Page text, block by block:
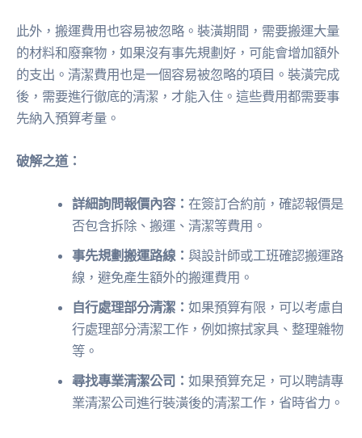
此外，搬運費用也容易被忽略。裝潢期間，需要搬運大量
的材料和廢棄物，如果沒有事先規劃好，可能會增加額外
的支出。清潔費用也是一個容易被忽略的項目。裝潢完成
後，需要進行徹底的清潔，才能入住。這些費用都需要事
先納入預算考量。
破解之道：
詳細詢問報價內容：在簽訂合約前，確認報價是
否包含拆除、搬運、清潔等費用。
事先規劃搬運路線：與設計師或工班確認搬運路
線，避免產生額外的搬運費用。
自行處理部分清潔：如果預算有限，可以考慮自
行處理部分清潔工作，例如擦拭家具、整理雜物
等。
尋找專業清潔公司：如果預算充足，可以聘請專
業清潔公司進行裝潢後的清潔工作，省時省力。